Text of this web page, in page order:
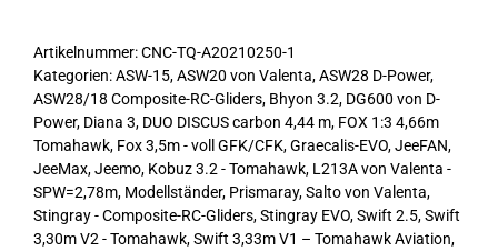
60x40x18cm
-
Birke
hell
Menge
Artikelnummer:CNC-TQ-A20210250-1
Kategorien:ASW-15,ASW20 von Valenta,ASW28 D-Power,
ASW28/18 Composite-RC-Gliders, Bhyon 3.2, DG600 von D-
Power, Diana 3, DUO DISCUS carbon 4,44 m, FOX 1:3 4,66m
Tomahawk, Fox 3,5m - voll GFK/CFK,Graecalis-EVO,JeeFAN,
JeeMax,Jeemo, Kobuz 3.2 - Tomahawk, L213A von Valenta -
SPW=2,78m, Modellständer, Prismaray,Salto von Valenta,
Stingray - Composite-RC-Gliders,Stingray EVO,Swift 2.5,Swift
3,30m V2 - Tomahawk,Swift 3,33m V1 – Tomahawk Aviation,